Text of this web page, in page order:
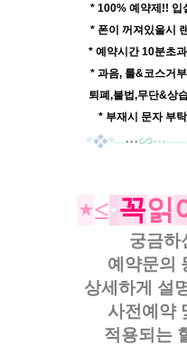
* 100% 예약제!! 입
* 폰이 꺼져있을시
* 예약시간 10분초
* 과음, 룰&코스거
퇴폐,불법,무단&상
* 부재시 문자 부
*❖*─···∽···──
⋆≤·꼭읽
궁금하
예약문의
상세하게 설
사전예약
적용되는